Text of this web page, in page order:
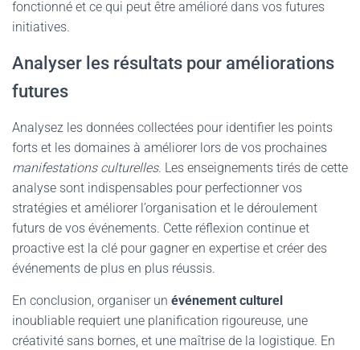
fonctionné et ce qui peut être amélioré dans vos futures
initiatives.
Analyser les résultats pour améliorations
futures
Analysez les données collectées pour identifier les points
forts et les domaines à améliorer lors de vos prochaines
manifestations culturelles. Les enseignements tirés de cette
analyse sont indispensables pour perfectionner vos
stratégies et améliorer l’organisation et le déroulement
futurs de vos événements. Cette réflexion continue et
proactive est la clé pour gagner en expertise et créer des
événements de plus en plus réussis.
En conclusion, organiser un événement culturel
inoubliable requiert une planification rigoureuse, une
créativité sans bornes, et une maîtrise de la logistique. En